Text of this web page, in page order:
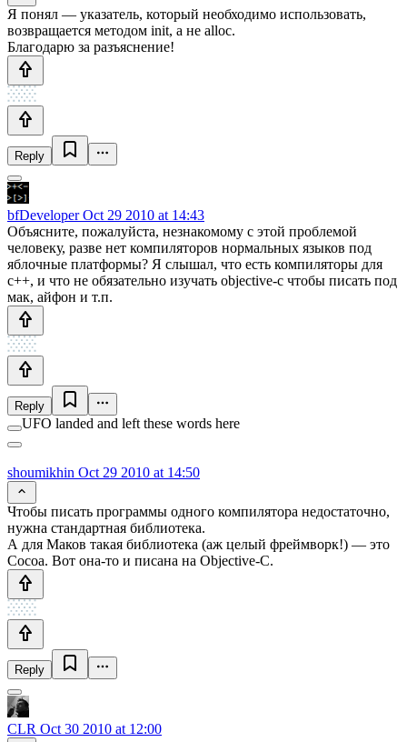
Я понял — указатель, который необходимо использовать,
возвращается методом init, а не alloc.
Благодарю за разъяснение!
Reply
bfDeveloperOct 29 2010 at 14:43
Объясните, пожалуйста, незнакомому с этой проблемой
человеку, разве нет компиляторов нормальных языков под
яблочные платформы? Я слышал, что есть компиляторы для
c++, и что не обязательно изучать objective-c чтобы писать под
мак, айфон и т.п.
Reply
UFO landed and left these words here
shoumikhin Oct 29 2010 at 14:50
Чтобы писать программы одного компилятора недостаточно,
нужна стандартная библиотека.
А для Маков такая библиотека (аж целый фреймворк!) — это
Cocoa. Вот она-то и писана на Objective-C.
Reply
CLR Oct 30 2010 at 12:00